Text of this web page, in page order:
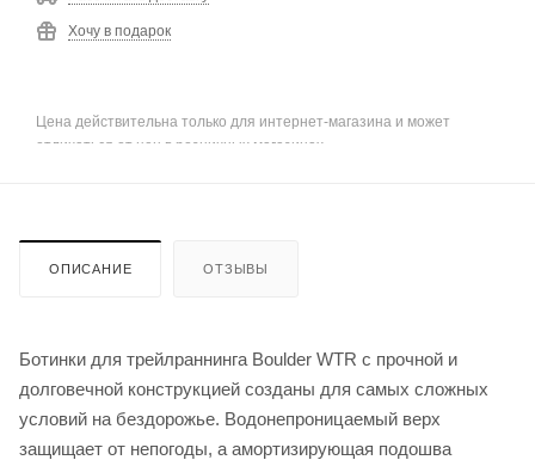
Хочу в подарок
Цена действительна только для интернет-магазина и может
отличаться от цен в розничных магазинах
ОПИСАНИЕ ОТЗЫВЫ
Ботинки для трейлраннинга Boulder WTR с прочной и
долговечной конструкцией созданы для самых сложных
условий на бездорожье. Водонепроницаемый верх
защищает от непогоды, а амортизирующая подошва